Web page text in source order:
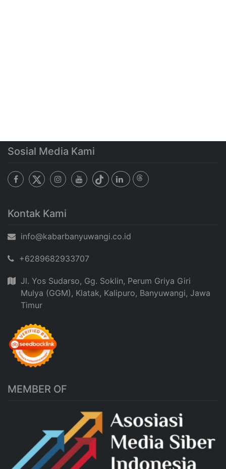
Sosial Media Kami
Kontak Kami
info@kabarbanyuwangi.co.id
+6289682933707
Jl. Yos Sudarso, Gg. Soklin, Perum Griya Giri
Mulya (GGM), Klatak, Kalipuro, Banyuwangi, Jawa
Timur
MEMBER OF